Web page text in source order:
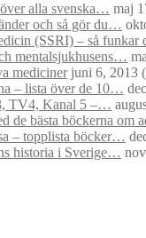
alla svenska… maj
och så gör du…
(SSRI) – så funkar
mentalsjukhusens…
medicinerjuni 6, 2013
– lista över de 10…
TV4, Kanal 5 –…
de bästa böckerna om
– topplista böcker…
historia i Sverige…